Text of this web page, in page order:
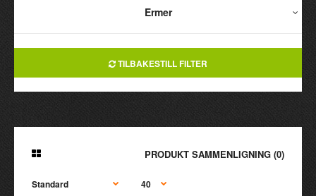
Ermer
TILBAKESTILL FILTER
PRODUKT SAMMENLIGNING (0)